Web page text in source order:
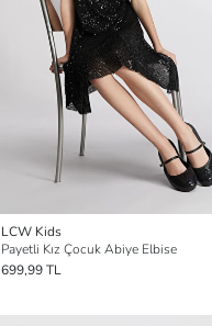
LCW Kids
Payetli Kız Çocuk Abiye Elbise
699,99 TL